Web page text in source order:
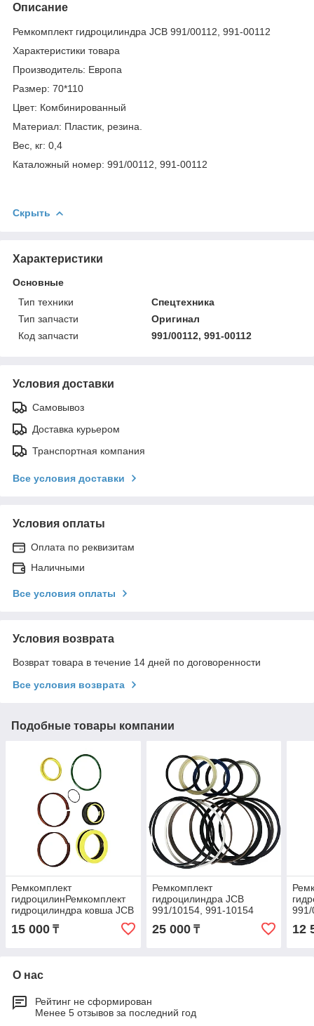
Описание
Ремкомплект гидроцилиндра JCB 991/00112, 991-00112
Характеристики товара
Производитель: Европа
Размер: 70*110
Цвет: Комбинированный
Материал: Пластик, резина.
Вес, кг: 0,4
Каталожный номер: 991/00112, 991-00112
Скрыть
Характеристики
Основные
Тип техники
Спецтехника
Тип запчасти
Оригинал
Код запчасти
991/00112, 991-00112
Условия доставки
Самовывоз
Доставка курьером
Транспортная компания
Все условия доставки
Условия оплаты
Оплата по реквизитам
Наличными
Все условия оплаты
Условия возврата
Возврат товара в течение 14 дней по договоренности
Все условия возврата
Подобные товары компании
Ремкомплект
гидроцилинРемкомплект
гидроцилиндра ковша JCB
3CX, 4CX 991/00013, 991-
дра JCB 991/10154, 991-
15 000 ₸
Ремкомплект
гидроцилиндра JCB
991/10154, 991-10154
25 000₸ 12
О нас
Рейтинг не сформирован
Менее 5 отзывов за последний год